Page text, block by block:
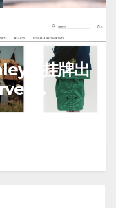
：挂牌出
”